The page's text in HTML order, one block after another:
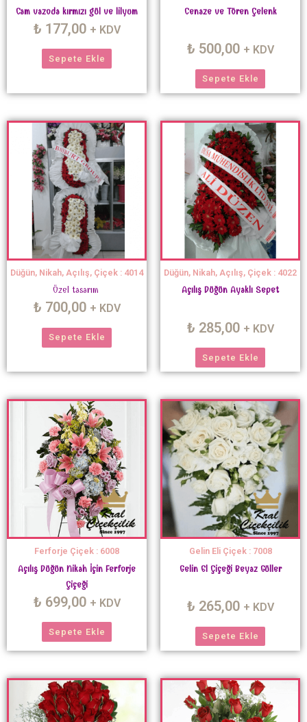
Cam vazoda kırmızı gül ve lilyum
₺ 177,00 + KDV
Sepete Ekle
Cenaze ve Tören Çelenk
₺ 500,00 + KDV
Sepete Ekle
Düğün, Nikah, Açılış, Çiçek : 4014
Özel tasarım
₺ 700,00 + KDV
Sepete Ekle
Düğün, Nikah, Açılış, Çiçek : 4022
Açılış Düğün Ayaklı Sepet
₺ 285,00 + KDV
Sepete Ekle
Ferforje Çiçek : 6008
Açılış Düğün Nikah İçin Ferforje
Çiçeği
₺ 699,00 + KDV
Sepete Ekle
Gelin Eli Çiçek : 7008
Gelin El Çiçeği Beyaz Güller
₺ 265,00 + KDV
Sepete Ekle